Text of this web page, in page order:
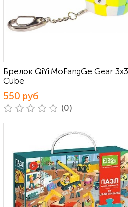
Брелок QiYi MoFangGe Gear 3x3
Cube
550 руб
(0)